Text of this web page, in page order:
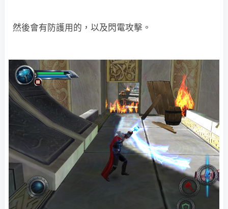
然後會有防護用的，以及閃電攻擊。